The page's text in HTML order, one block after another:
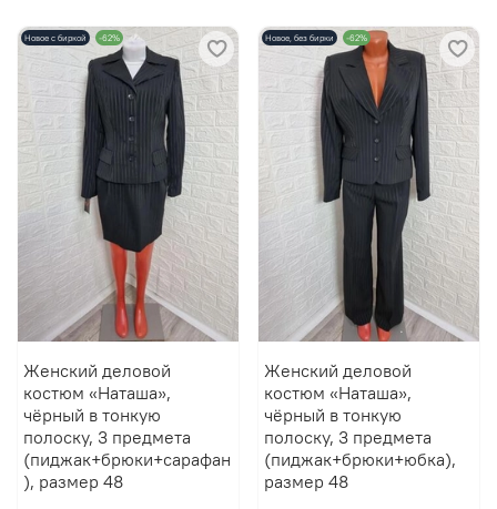
Новое с биркой -62%
Женский деловой
костюм «Наташа»,
чёрный в тонкую
полоску, 3 предмета
(пиджак+брюки+сарафан
), размер 48
Новое, без бирки -62%
Женский деловой
костюм «Наташа»,
чёрный в тонкую
полоску, 3 предмета
(пиджак+брюки+юбка),
размер 48